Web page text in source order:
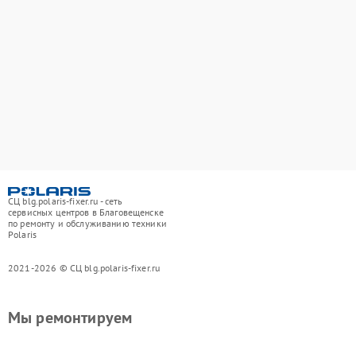
СЦ blg.polaris-fixer.ru - сеть
сервисных центров в Благовещенске
по ремонту и обслуживанию техники
Polaris
2021-2026 © СЦ blg.polaris-fixer.ru
Мы ремонтируем